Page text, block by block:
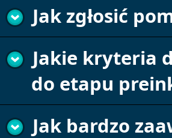
Jak zgłosić
Jakie kryteria
do etapu
Jak bardzo